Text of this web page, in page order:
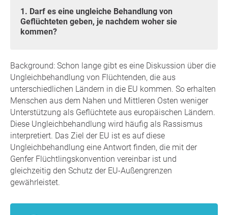
1. Darf es eine ungleiche Behandlung von
Geflüchteten geben, je nachdem woher sie
kommen?
Background: Schon lange gibt es eine Diskussion über die
Ungleichbehandlung von Flüchtenden, die aus
unterschiedlichen Ländern in die EU kommen. So erhalten
Menschen aus dem Nahen und Mittleren Osten weniger
Unterstützung als Geflüchtete aus europäischen Ländern.
Diese Ungleichbehandlung wird häufig als Rassismus
interpretiert. Das Ziel der EU ist es auf diese
Ungleichbehandlung eine Antwort finden, die mit der
Genfer Flüchtlingskonvention vereinbar ist und
gleichzeitig den Schutz der EU-Außengrenzen
gewährleistet.